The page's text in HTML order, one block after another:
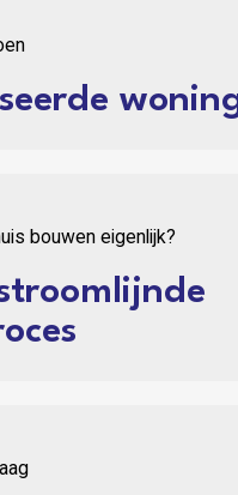
bouwen eigenlijk?